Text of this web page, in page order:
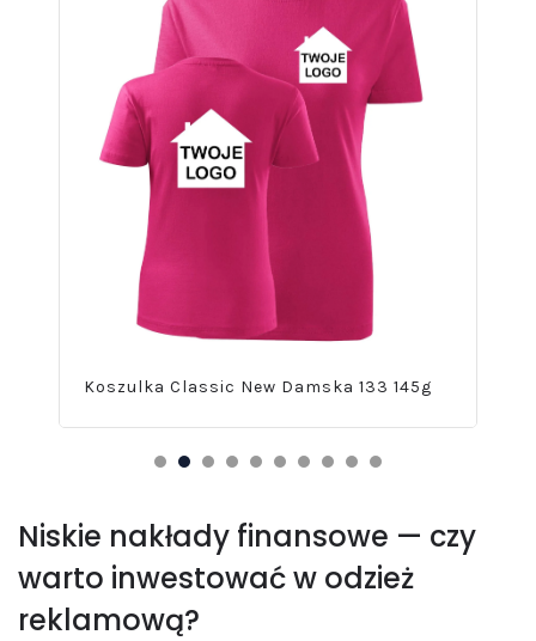
Koszulka Classic New Damska 133 145g
Niskie nakłady finansowe — czy
warto inwestować w odzież
reklamową?